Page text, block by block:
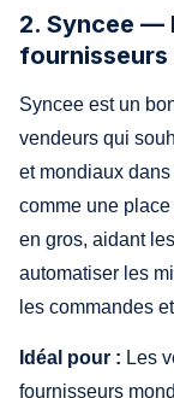
2. Syncee —
fournisseurs
Syncee est un
vendeurs qui
et mondiaux
comme une
en gros, aidant
automatiser les
les commandes
Idéal pour : Les
fournisseurs